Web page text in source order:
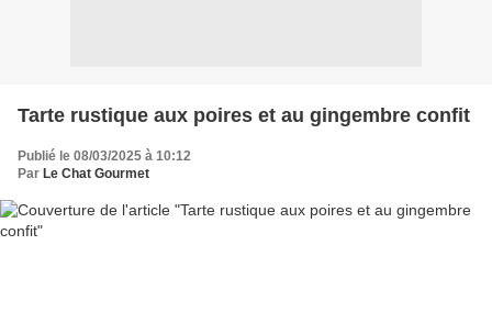
Tarte rustique aux poires et au gingembre confit
Publié le 08/03/2025 à 10:12
Par Le Chat Gourmet